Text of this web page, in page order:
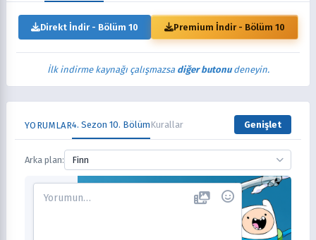
Direkt İndir - Bölüm 10 Premium İndir - Bölüm 10
İlk indirme kaynağı çalışmazsa diğer butonudeneyin.
YORUMLAR4. Sezon 10. BölümKurallar Genişlet
Arka plan: Finn